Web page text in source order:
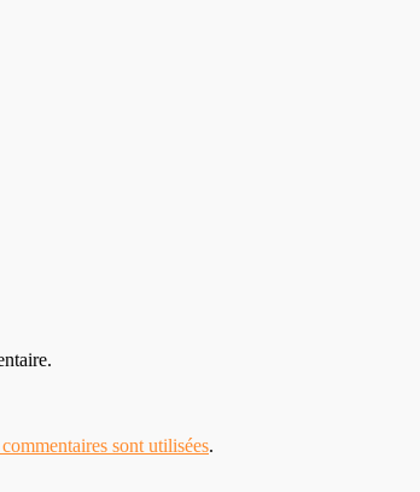
sont utilisées.